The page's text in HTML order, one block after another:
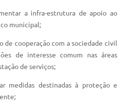
a infra-estrutura de apoio ao
municipal;
de cooperação com a sociedade civil
de interesse comum nas áreas
de serviços;
medidas destinadas à proteção e